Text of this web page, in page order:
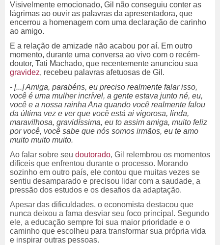
Visivelmente emocionado, Gil não conseguiu conter as
lágrimas ao ouvir as palavras da apresentadora, que
encerrou a homenagem com uma declaração de carinho
ao amigo.
E a relação de amizade não acabou por aí. Em outro
momento, durante uma conversa ao vivo com o recém-
doutor, Tati Machado, que recentemente anunciou sua
gravidez, recebeu palavras afetuosas de Gil.
- [...] Amiga, parabéns, eu preciso realmente falar isso,
você é uma mulher incrível, a gente estava junto né, eu,
você e a nossa rainha Ana quando você realmente falou
da última vez e ver que você está ai vigorosa, linda,
maravilhosa, gravidíssima, eu to assim amiga, muito feliz
por você, você sabe que nós somos irmãos, eu te amo
muito muito muito.
Ao falar sobre seu doutorado, Gil relembrou os momentos
difíceis que enfrentou durante o processo. Morando
sozinho em outro país, ele contou que muitas vezes se
sentiu desamparado e precisou lidar com a saudade, a
pressão dos estudos e os desafios da adaptação.
Apesar das dificuldades, o economista destacou que
nunca deixou a fama desviar seu foco principal. Segundo
ele, a educação sempre foi sua maior prioridade e o
caminho que escolheu para transformar sua própria vida
e inspirar outras pessoas.